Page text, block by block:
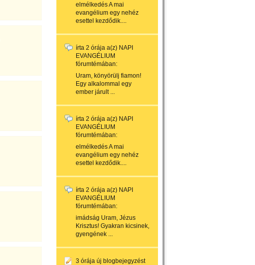
elmélkedés A mai
evangélium egy nehéz
esettel kezdődik....
írta 2 órája a(z) NAPI
EVANGÉLIUM
fórumtémában:
Uram, könyörülj fiamon!
Egy alkalommal egy
ember járult ...
írta 2 órája a(z) NAPI
EVANGÉLIUM
fórumtémában:
elmélkedés A mai
evangélium egy nehéz
esettel kezdődik....
írta 2 órája a(z) NAPI
EVANGÉLIUM
fórumtémában:
imádság Uram, Jézus
Krisztus! Gyakran kicsinek,
gyengének ...
3 órája új blogbejegyzést